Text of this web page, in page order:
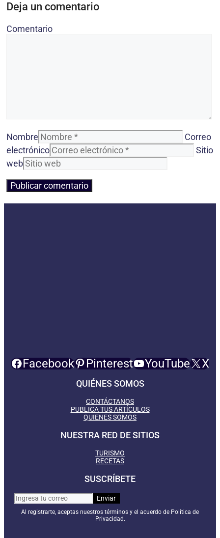
Deja un comentario
Comentario
Nombre
Correo
electrónico
Sitio
web
Facebook Pinterest YouTube X
QUIÉNES SOMOS
CONTÁCTANOS
PUBLICA TUS ARTÍCULOS
QUIENES SOMOS
NUESTRA RED DE SITIOS
TURISMO
RECETAS
SUSCRÍBETE
Al registrarte, aceptas nuestros términos y el acuerdo de Política de
Privacidad.